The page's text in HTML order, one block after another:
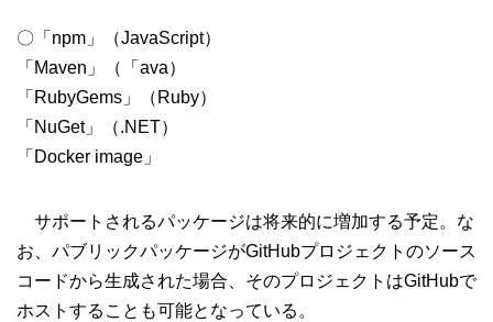
〇「npm」（JavaScript）
「Maven」（「ava）
「RubyGems」（Ruby）
「NuGet」（.NET）
「Docker image」
サポートされるパッケージは将来的に増加する予定。な
お、パブリックパッケージがGitHubプロジェクトのソース
コードから生成された場合、そのプロジェクトはGitHubで
ホストすることも可能となっている。